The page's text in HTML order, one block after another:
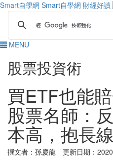
Smart自學網 Smart自學網 財經好讀
MENU
股票投資術
買ETF也能
股票名師：
本高，抱長
撰文者：孫慶龍 更新日期：